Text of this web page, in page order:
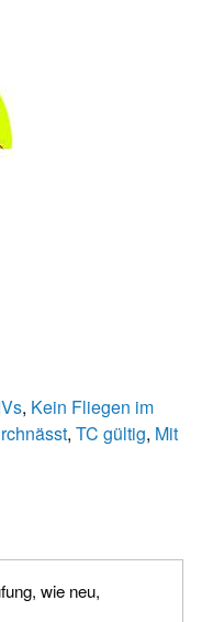
, Kein Fliegen im
,TC gültig, Mit
wie neu,